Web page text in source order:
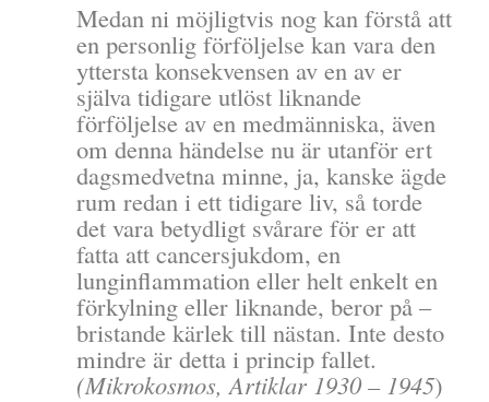
Medan ni möjligtvis nog kan förstå att
en personlig förföljelse kan vara den
yttersta konsekvensen av en av er
själva tidigare utlöst liknande
förföljelse av en medmänniska, även
om denna händelse nu är utanför ert
dagsmedvetna minne, ja, kanske ägde
rum redan i ett tidigare liv, så torde
det vara betydligt svårare för er att
fatta att cancersjukdom, en
lunginflammation eller helt enkelt en
förkylning eller liknande, beror på –
bristande kärlek till nästan. Inte desto
mindre är detta i princip fallet.
(Mikrokosmos, Artiklar 1930 – 1945)